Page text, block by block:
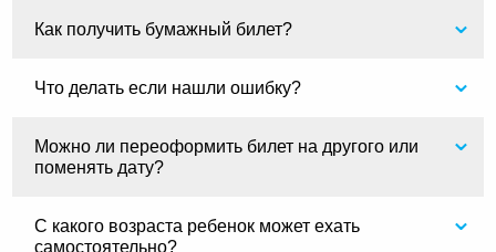
Как получить бумажный билет?
Что делать если нашли ошибку?
Можно ли переоформить билет на другого или
поменять дату?
С какого возраста ребенок может ехать
самостоятельно?